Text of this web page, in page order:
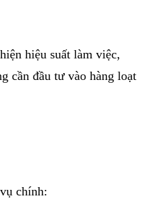
hiệu suất làm việc,
cần đầu tư vào hàng loạt
vụ chính: